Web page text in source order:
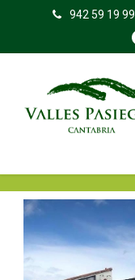
942 59 19 99